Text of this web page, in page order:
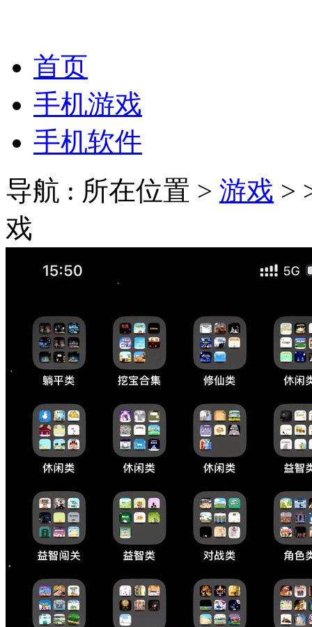
首页
手机游戏
手机软件
导航 : 所在位置 > 游戏 >
戏